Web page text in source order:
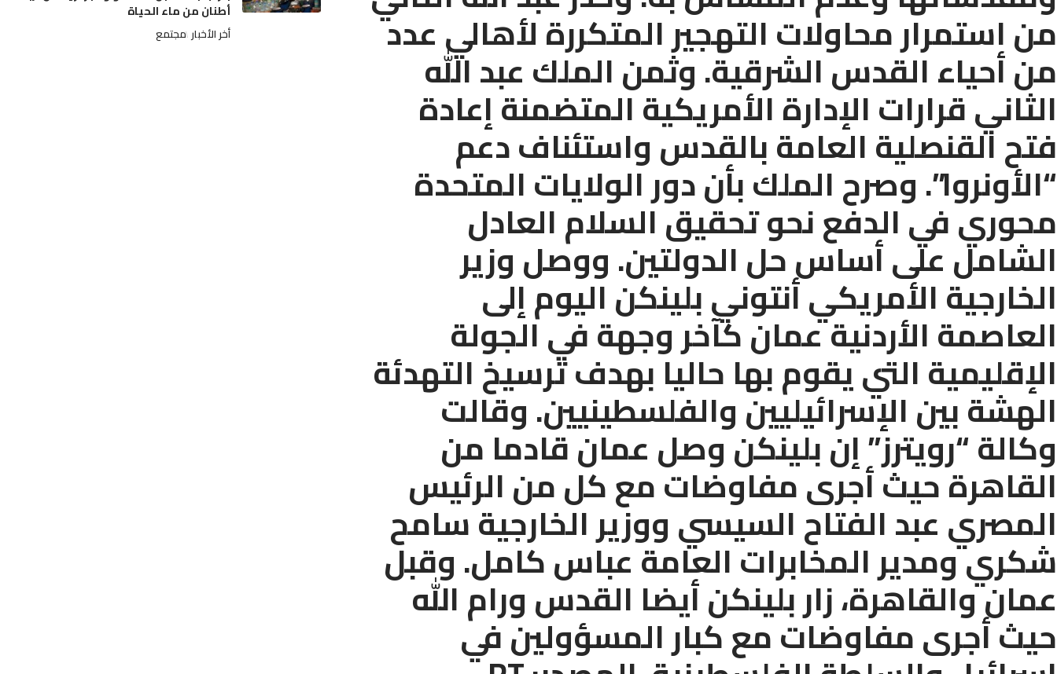
من استمرار محاولات التهجير المتكررة لأهالي عدد
من أحياء القدس الشرقية. وثمن الملك عبد الله
الثاني قرارات الإدارة الأمريكية المتضمنة إعادة
فتح القنصلية العامة بالقدس واستئناف دعم
“الأونروا”. وصرح الملك بأن دور الولايات المتحدة⁩
محوري في الدفع نحو تحقيق السلام العادل
الشامل على أساس حل الدولتين. ووصل وزير
الخارجية الأمريكي أنتوني بلينكن اليوم إلى
العاصمة الأردنية عمان كآخر وجهة في الجولة
الإقليمية التي يقوم بها حاليا بهدف ترسيخ التهدئة
الهشة بين الإسرائيليين والفلسطينيين. وقالت
وكالة “رويترز” إن بلينكن وصل عمان قادما من
القاهرة حيث أجرى مفاوضات مع كل من الرئيس
المصري عبد الفتاح السيسي ووزير الخارجية سامح
شكري ومدير المخابرات العامة عباس كامل. وقبل
عمان والقاهرة، زار بلينكن أيضا القدس ورام الله
حيث أجرى مفاوضات مع كبار المسؤولين في
أطنان من ماء الحياة
أخر الأخبار مجتمع